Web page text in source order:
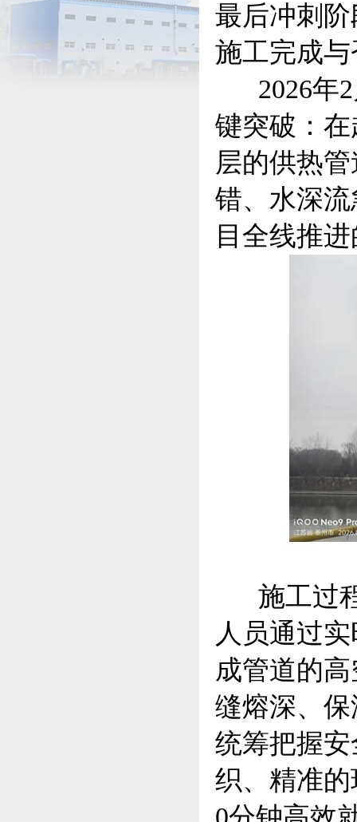
最后冲刺
施工完成
2026年2
键突破：
层的供热
错、水深
目全线推
施工过程
人员通过
成管道的
缝熔深、
统筹把握
织、精准